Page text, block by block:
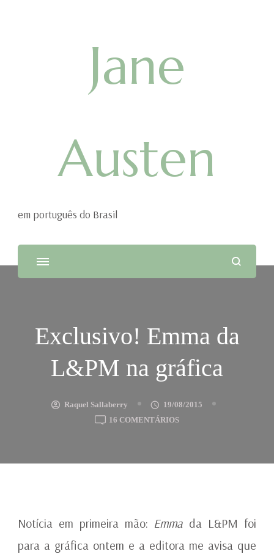
Jane
Austen
em português do Brasil
Exclusivo! Emma da
L&PM na gráfica
Raquel Sallaberry
19/08/2015
16 COMENTÁRIOSEM
DA
Notícia em primeira mão: Emma da L&PM foi
para a gráfica ontem e a editora me avisa que